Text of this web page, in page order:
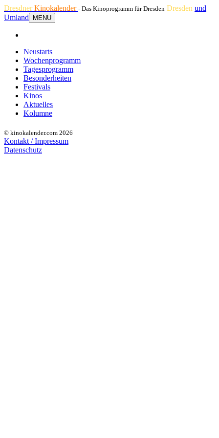
DresdnerKinokalender - Das Kinoprogramm für Dresden Dresden und
Umland
MENU
Neustarts
Wochenprogramm
Tagesprogramm
Besonderheiten
Festivals
Kinos
Aktuelles
Kolumne
© kinokalender.com 2026
Kontakt / Impressum
Datenschutz